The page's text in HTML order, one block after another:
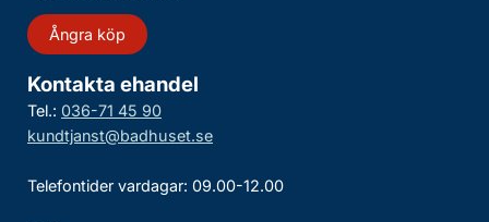
Ångra köp
Kontakta ehandel
Tel.: 036-71 45 90
kundtjanst@badhuset.se
Telefontider vardagar: 09.00-12.00